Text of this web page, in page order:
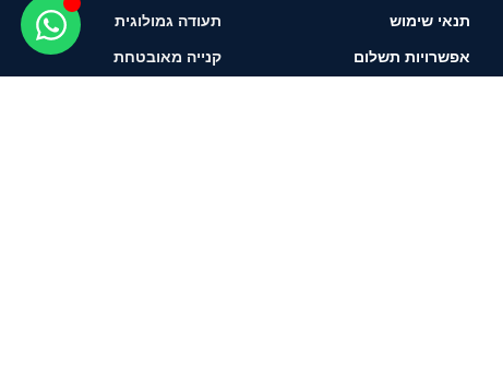
תנאי שימוש
אפשרויות תשלום
תעודה גמולוגית
קנייה מאובטחת